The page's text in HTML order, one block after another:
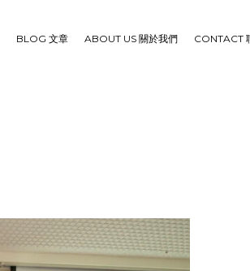
BLOG 文章 ABOUT US 關於我們 CONTACT